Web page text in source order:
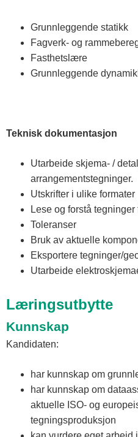
Grunnleggende statikk
Fagverk- og
Fasthetslære
Grunnleggende
Teknisk dokumentasjon
Utarbeide skjema- /
arrangementstegninger.
Utskrifter i ulike formater
Lese og forstå
Toleranser
Bruk av aktuelle
Eksportere tegninger/
Utarbeide
Læringsutbytte
Kunnskap
Kandidaten:
har kunnskap om
har kunnskap om
aktuelle ISO- og
tegningsproduksjon